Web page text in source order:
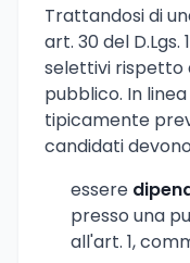
Trattandosi di
art. 30 del D.Lgs.
selettivi rispetto
pubblico. In
tipicamente
candidati
essere
presso una
all'art. 1,